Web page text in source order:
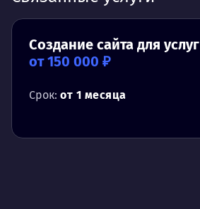
Создание сайта для услуг
от 150 000 ₽
Срок: от 1 месяца